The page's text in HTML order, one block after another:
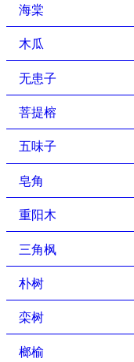
海棠
木瓜
无患子
菩提榕
五味子
皂角
重阳木
三角枫
朴树
栾树
榔榆